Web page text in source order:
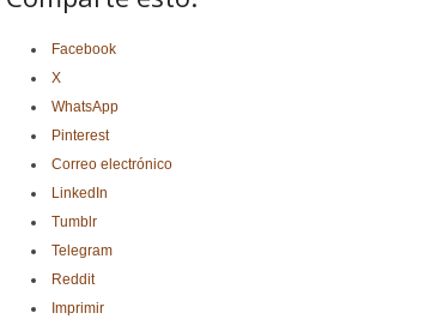
Facebook
X
WhatsApp
Pinterest
Correo electrónico
LinkedIn
Tumblr
Telegram
Reddit
Imprimir